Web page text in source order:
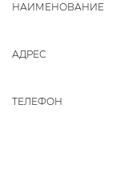
НАИМЕНОВАНИЕ
АДРЕС
ТЕЛЕФОН